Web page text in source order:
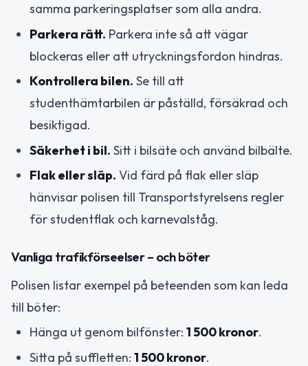
samma parkeringsplatser som alla andra.
Parkera rätt. Parkera inte så att vägar
blockeras eller att utryckningsfordon hindras.
Kontrollera bilen. Se till att
studenthämtarbilen är påställd, försäkrad och
besiktigad.
Säkerhet i bil. Sitt i bilsäte och använd bilbälte.
Flak eller släp. Vid färd på flak eller släp
hänvisar polisen till Transportstyrelsens regler
för studentflak och karnevalståg.
Vanliga trafikförseelser – och böter
Polisen listar exempel på beteenden som kan leda
till böter:
Hänga ut genom bilfönster: 1 500 kronor.
Sitta på suffletten: 1 500 kronor.